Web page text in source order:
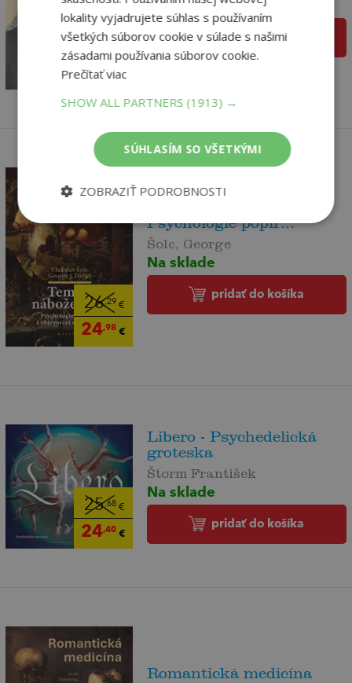
26
25,44€
Na sklade
pridať do košíka
26,29 €
24,98€
Psychologie popír...
Šolc, George
Na sklade
pridať do košíka
25,68€
24,40€
Libero - Psychedelická
groteska
Štorm František
Na sklade
pridať do košíka
Romantická medicína
lokality vyjadrujete súhlas s používaním
všetkých súborov cookie v súlade s našimi
zásadami používania súborov cookie.
Prečítať viac
SHOW ALL PARTNERS (1913) →
SÚHLASÍM SO VŠETKÝMI
ZOBRAZIŤ PODROBNOSTI